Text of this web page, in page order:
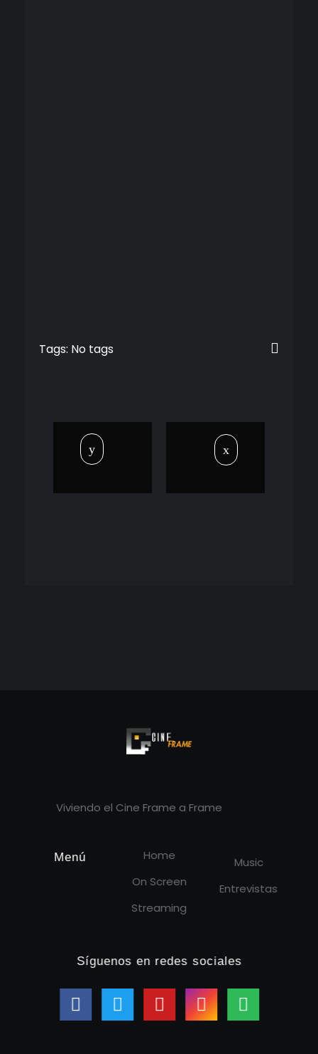
Tags: No tags
Viviendo el Cine Frame a Frame
Menú
Home
On Screen
Streaming
Music
Entrevistas
Síguenos en redes sociales